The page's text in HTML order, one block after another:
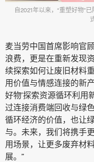
自2021年以来，“重塑好物”
麦当劳中国首席影响官
浪费，更是在重新发现
续探索如何让废旧材料
用价值与情感连接的新
好物’探索资源循环利用
过连接消费端回收与绿
循环经济的价值，也让
与。未来，我们将携手
用场景，让更多废弃材
展。”